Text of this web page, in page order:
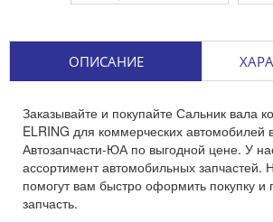
ОПИСАНИЕ
Заказывайте и покупайте Сальник вала
ELRING для коммерческих автомобилей
Автозапчасти-ЮА по выгодной цене. У
ассортимент автомобильных
помогут вам быстро оформить покупку и
запчасть.